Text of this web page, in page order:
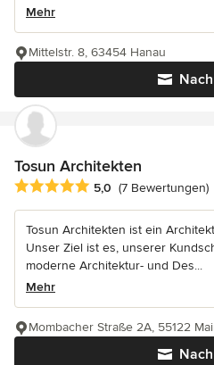
Mehr
Mittelstr. 8, 63454 Hanau
Tosun Architekten
Durchschnittliche Bewertung: 5
5,0 (7 Bewertungen)
Tosun Architekten ist ein
Unser Ziel ist es, unserer
moderne Architektur- und Des...
Mehr
Mombacher Straße 2A, 55122